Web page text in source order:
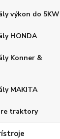
výkon do 5KW
HONDA
Konner &
MAKITA
traktory